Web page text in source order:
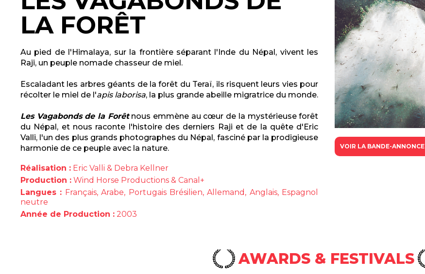
LA FORÊT
Au pied de l'Himalaya, sur la frontière séparant l'Inde du Népal, vivent les
Raji, un peuple nomade chasseur de miel.
Escaladant les arbres géants de la forêt du Teraï, ils risquent leurs vies pour
récolter le miel de l'apis laborisa, la plus grande abeille migratrice du monde.
Les Vagabonds de la Forêtnous emmène au cœur de la mystérieuse forêt
du Népal, et nous raconte l'histoire des derniers Raji et de la quête d'Eric
Valli, l'un des plus grands photographes du Népal, fasciné par la prodigieuse
harmonie de ce peuple avec la nature.
Réalisation : Eric Valli & Debra Kellner
Production : Wind Horse Productions & Canal+
Langues : Français, Arabe, Portugais Brésilien, Allemand, Anglais, Espagnol
neutre
Année de Production : 2003
VOIR LA BANDE-ANNONCE
AWARDS & FESTIVALS